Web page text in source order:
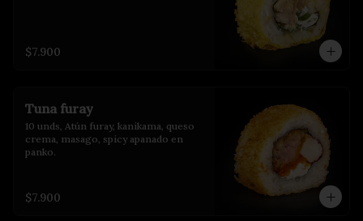
$7.900
Tuna furay
10 unds, Atún furay, kanikama, queso
crema, masago, spicy apanado en
panko.
$7.900